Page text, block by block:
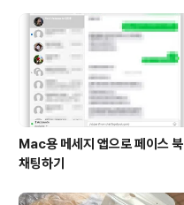
Mac용 메세지 앱으로 페이스 북
채팅하기